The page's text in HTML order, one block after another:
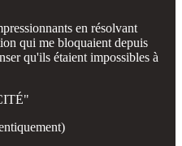
en résolvant
qui me bloquaient depuis
qu'ils étaient impossibles à